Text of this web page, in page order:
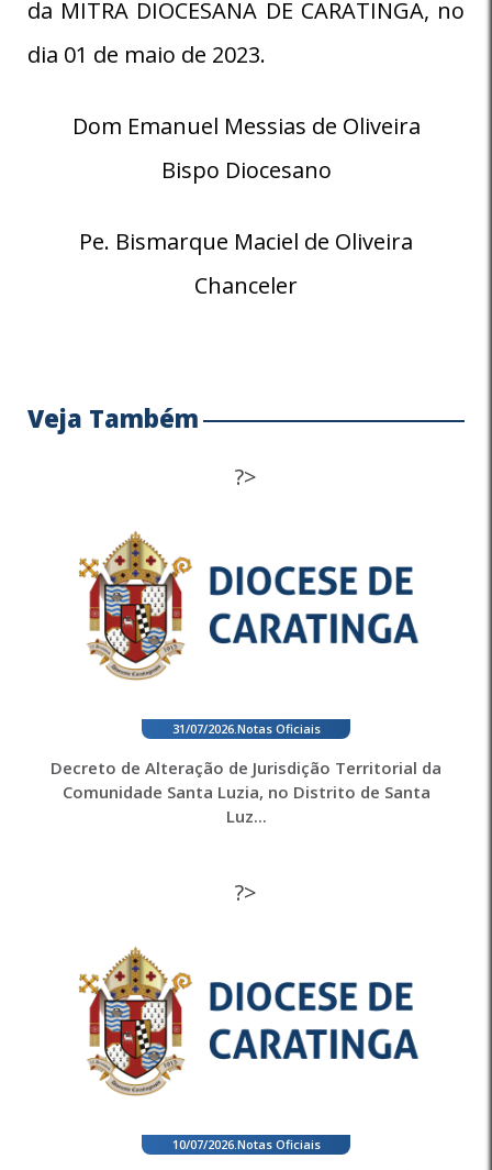
da MITRA DIOCESANA DE CARATINGA, no
dia 01 de maio de 2023.
Dom Emanuel Messias de Oliveira
Bispo Diocesano
Pe. Bismarque Maciel de Oliveira
Chanceler
Veja Também
?>
31/07/2026. Notas Oficiais
Decreto de Alteração de Jurisdição Territorial da
Comunidade Santa Luzia, no Distrito de Santa
Luz...
?>
10/07/2026. Notas Oficiais